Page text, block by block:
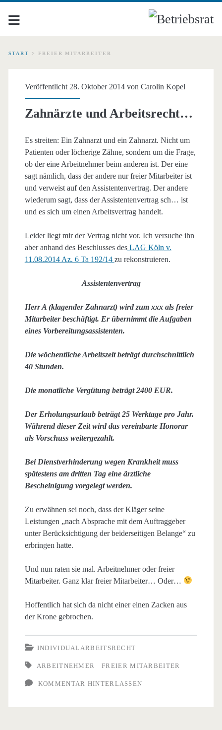
START > FREIER MITARBEITER
Schlagwort:
<span>freier
Veröffentlicht 28. Oktober 2014 von Carolin Kopel
Zahnärzte und Arbeitsrecht…
Es streiten: Ein Zahnarzt und ein Zahnarzt. Nicht um
Patienten oder löcherige Zähne, sondern um die Frage,
ob der eine Arbeitnehmer beim anderen ist. Der eine
sagt nämlich, dass der andere nur freier Mitarbeiter ist
und verweist auf den Assistentenvertrag. Der andere
wiederum sagt, dass der Assistentenvertrag sch… ist
und es sich um einen Arbeitsvertrag handelt.
Leider liegt mir der Vertrag nicht vor. Ich versuche ihn
aber anhand des Beschlusses desLAG Köln v.
11.08.2014 Az. 6 Ta 192/14 zu rekonstruieren.
Assistentenvertrag
Herr A (klagender Zahnarzt) wird zum xxx als freier
Mitarbeiter beschäftigt. Er übernimmt die Aufgaben
eines Vorbereitungsassistenten.
Die wöchentliche Arbeitszeit beträgt durchschnittlich
40 Stunden.
Die monatliche Vergütung beträgt 2400 EUR.
Der Erholungsurlaub beträgt 25 Werktage pro Jahr.
Während dieser Zeit wird das vereinbarte Honorar
als Vorschuss weitergezahlt.
Bei Dienstverhinderung wegen Krankheit muss
spätestens am dritten Tag eine ärztliche
Bescheinigung vorgelegt werden.
Zu erwähnen sei noch, dass der Kläger seine
Leistungen „nach Absprache mit dem Auftraggeber
unter Berücksichtigung der beiderseitigen Belange“ zu
erbringen hatte.
Und nun raten sie mal. Arbeitnehmer oder freier
Mitarbeiter. Ganz klar freier Mitarbeiter… Oder…
Hoffentlich hat sich da nicht einer einen Zacken aus
der Krone gebrochen.
INDIVIDUALARBEITSRECHT
ARBEITNEHMER FREIER MITARBEITER
KOMMENTAR HINTERLASSEN